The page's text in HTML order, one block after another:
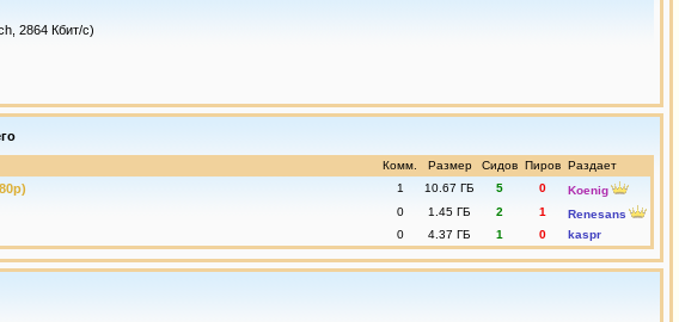
2864 Кбит/с)
Комм. Размер Сидов Пиров Раздает
1 10.67 ГБ 5 0 Kоenig
0 1.45 ГБ 2 1 Renesаns
0 4.37 ГБ 1 0 kaspr